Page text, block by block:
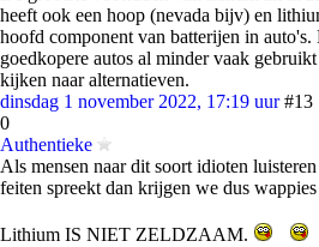
heeft ook een hoop (nevada bijv) en
hoofd component van batterijen in
goedkopere autos al minder vaak
kijken naar alternatieven.
dinsdag 1 november 2022, 17:19 uur #13
0
Authentieke
Als mensen naar dit soort idioten
feiten spreekt dan krijgen we dus
Lithium IS NIET ZELDZAAM.